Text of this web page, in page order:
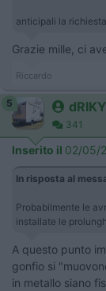
anticipali la
Grazie mille, ci
Riccardo
5
341
Inserito il 02/05/
In risposta al
Probabilmente le
installate le
A questo punto
gonfio si
in metallo siano